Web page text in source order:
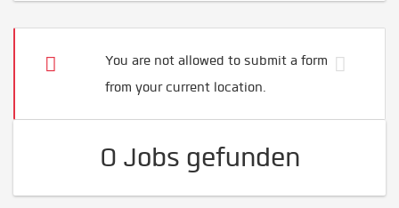
You are not allowed to submit a form
from your current location.
0 Jobs gefunden